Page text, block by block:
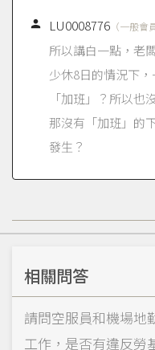
 LU0008776 （一般會
所以講白一點，老
少休8日的情況下
「加班」？所以也
那沒有「加班」的
發生？
相關問答
請問空服員和機場地
工作，是否有違反勞